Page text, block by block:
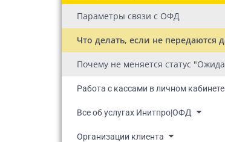
Параметры связи с ОФД
Работа с кассами в личном кабинете
Все об услугах Инитпро|ОФД
Организации клиента